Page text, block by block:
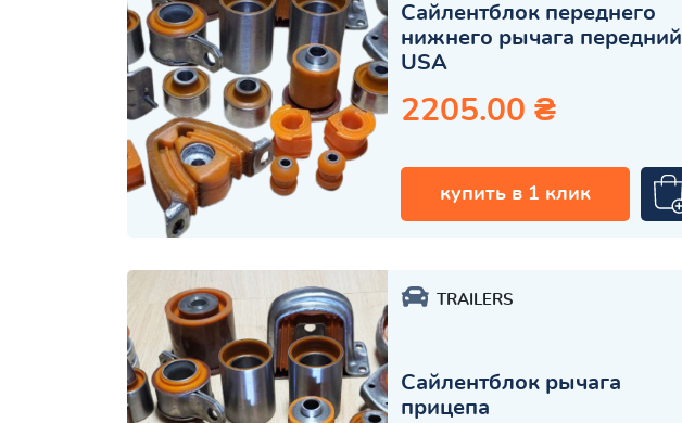
Сайлентблок переднего
нижнего рычага передний
USA
2205.00 ₴
купить в 1 клик
TRAILERS
Сайлентблок рычага
прицепа